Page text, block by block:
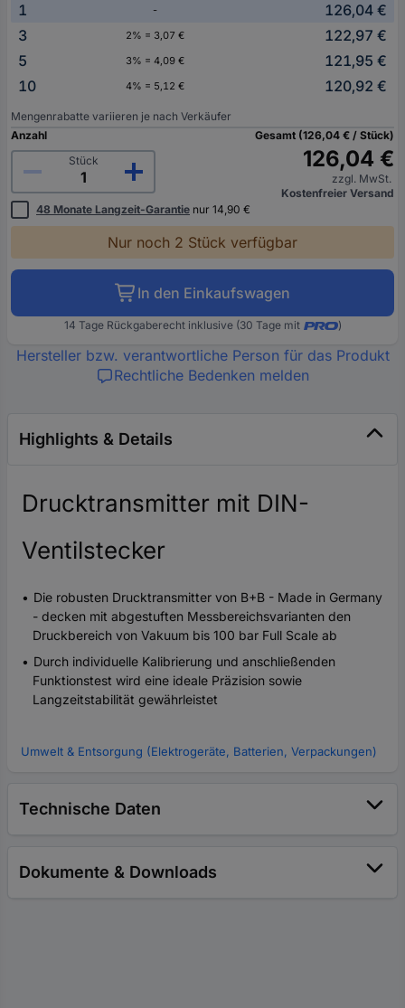
1 -
126,04 €
3
2% = 3,07 €
122,97 €
5
3% = 4,09 €
121,95 €
10
4% = 5,12 € 120,92 €
Mengenrabatte variieren je nach Verkäufer
Anzahl
Stück
Gesamt (126,04 € / Stück)
126,04 €
zzgl. MwSt.
Kostenfreier Versand
48 Monate Langzeit-Garantie nur 14,90 €
Nur noch 2 Stück verfügbar
In den Einkaufswagen
14 Tage Rückgaberecht inklusive (30 Tage mit )
Hersteller bzw. verantwortliche Person für das Produkt
Rechtliche Bedenken melden
Highlights & Details
Drucktransmitter mit DIN-
Ventilstecker
Die robusten Drucktransmitter von B+B - Made in Germany
- decken mit abgestuften Messbereichsvarianten den
Druckbereich von Vakuum bis 100 bar Full Scale ab
Durch individuelle Kalibrierung und anschließenden
Funktionstest wird eine ideale Präzision sowie
Langzeitstabilität gewährleistet
Umwelt & Entsorgung (Elektrogeräte, Batterien, Verpackungen)
Technische Daten
Dokumente & Downloads